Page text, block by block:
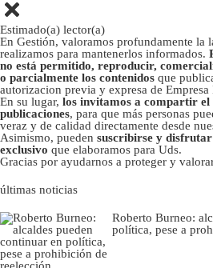
Estimado(a) lector(a)
En Gestión, valoramos profundamente la
realizamos para mantenerlos informados.
no está permitido, reproducir,
o parcialmente los contenidos que
autorizacion previa y expresa de
En su lugar, los invitamos a compartir el
publicaciones, para que más personas
veraz y de calidad directamente desde
Asimismo, pueden suscribirse y
exclusivo que elaboramos para Uds.
Gracias por ayudarnos a proteger y
últimas noticias
Roberto Burneo:
política, pese a